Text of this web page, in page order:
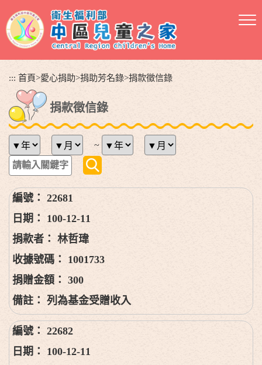
到
主
::: 首頁>愛心捐助>捐助芳名錄>捐款徵信錄
捐款徵信錄
~
22681
100-12-11
林哲瑋
1001733
300
列為基金受贈收入
22682
100-12-11